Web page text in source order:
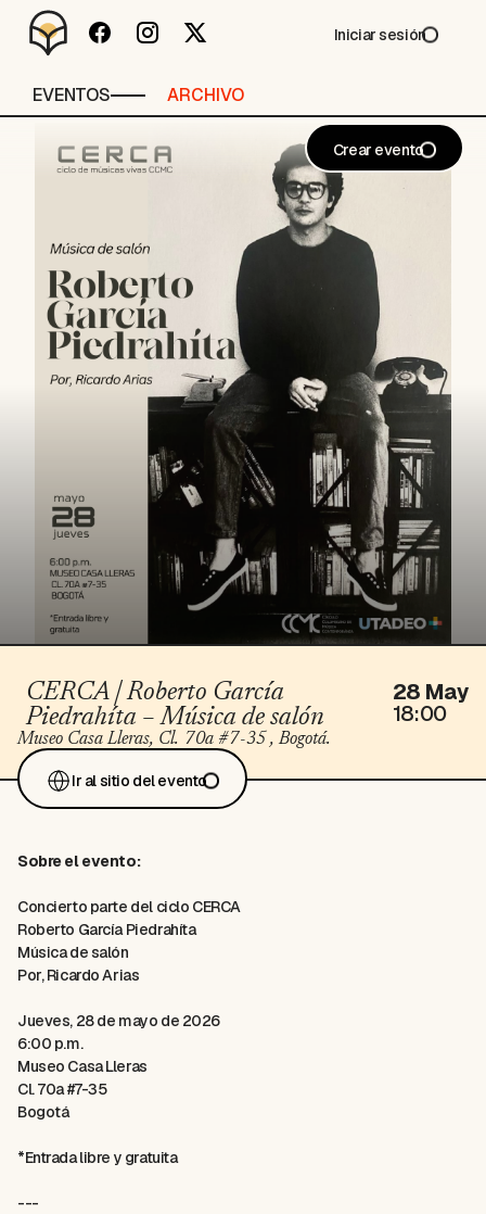
EVENTOS ARCHIVO
Iniciar sesión
Crear evento
CERCA | Roberto García
Piedrahíta – Música de salón
28 May
18:00
Museo Casa Lleras, Cl. 70a #7-35 , Bogotá.
Ir al sitio del evento
Sobre el evento:
Concierto parte del ciclo CERCA
Roberto García Piedrahíta
Música de salón
Por, Ricardo Arias
Jueves, 28 de mayo de 2026
6:00 p.m.
Museo Casa Lleras
Cl. 70a #7-35
Bogotá
*Entrada libre y gratuita
---